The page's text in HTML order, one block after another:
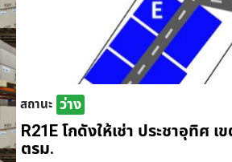
สถานะ ว่าง
R21E โกดังให้เช่า ประชาอุทิศ
ตรม.